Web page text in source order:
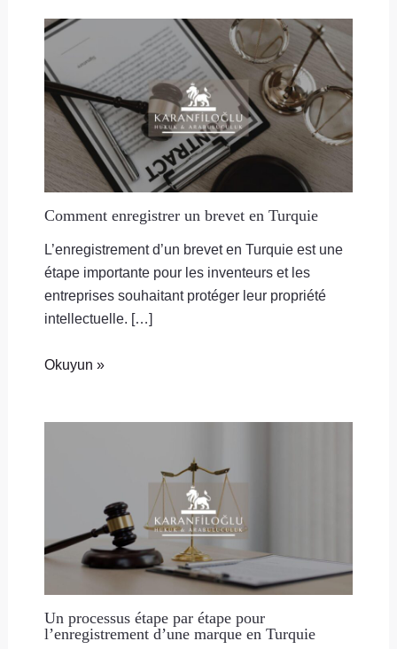
Comment enregistrer un brevet en Turquie
L’enregistrement d’un brevet en Turquie est une
étape importante pour les inventeurs et les
entreprises souhaitant protéger leur propriété
intellectuelle. […]
Okuyun »
Un processus étape par étape pour
l’enregistrement d’une marque en Turquie